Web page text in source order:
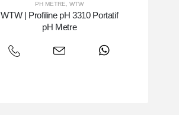
PH METRE,WTW
WTW | Profiline pH 3310 Portatif
pH Metre